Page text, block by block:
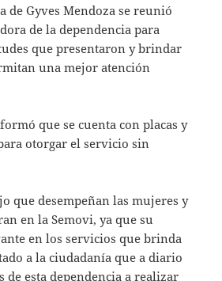
de Gyves Mendoza se reunió
de la dependencia para
que presentaron y brindar
una mejor atención
que se cuenta con placas y
otorgar el servicio sin
que desempeñan las mujeres y
en la Semovi, ya que su
en los servicios que brinda
a la ciudadanía que a diario
de esta dependencia a realizar